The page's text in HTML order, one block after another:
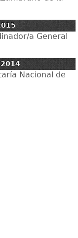
a General
Nacional de